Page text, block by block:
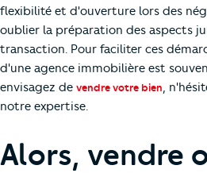
flexibilité et d'ouverture lors des
oublier la préparation des aspects
transaction. Pour faciliter ces
d'une agence immobilière est
envisagez de vendre votre bien
,
notre expertise.
Alors, vendre